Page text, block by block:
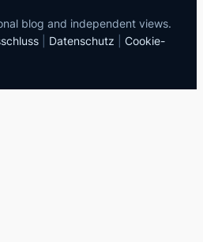
blog and independent views.
Datenschutz
Cookie-